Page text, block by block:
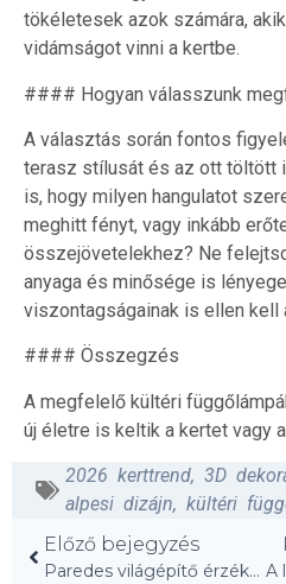
tökéletesek azok számára,
vidámságot vinni a kertbe.
#### Hogyan válasszunk
A választás során fontos
terasz stílusát és az ott töltött
is, hogy milyen hangulatot
meghitt fényt, vagy inkább
összejövetelekhez? Ne
anyaga és minősége is
viszontagságainak is ellen kell
#### Összegzés
A megfelelő kültéri
új életre is keltik a kertet vagy
2026 kerttrend, 3D
alpesi dizájn, kültéri
Előző bejegyzés
Paredes világépítő érzéke Hudsonba érkezett!